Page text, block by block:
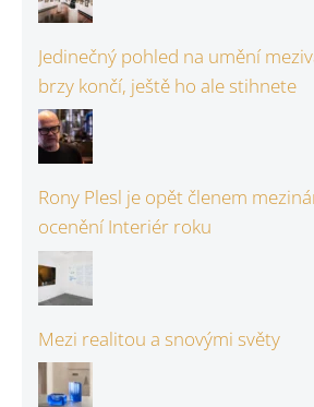
Jedinečný pohled na umění
brzy končí, ještě ho ale stihnete
Rony Plesl je opět členem
ocenění Interiér roku
Mezi realitou a snovými světy